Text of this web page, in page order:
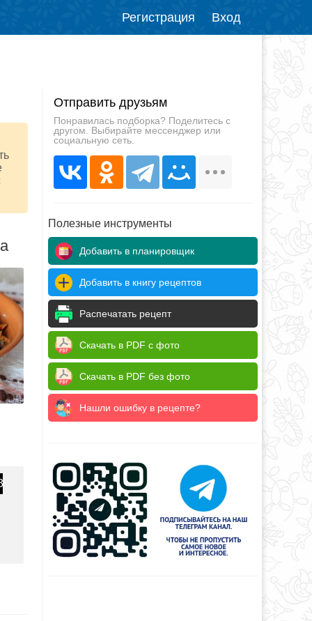
Регистрация Вход
Отправить друзьям
Понравилась подборка? Поделитесь с
другом. Выбирайте мессенджер или
социальную сеть.
Полезные инструменты
Добавить в планировщик
Добавить в книгу рецептов
Распечатать рецепт
Скачать в PDF с фото
Скачать в PDF без фото
Нашли ошибку в рецепте?